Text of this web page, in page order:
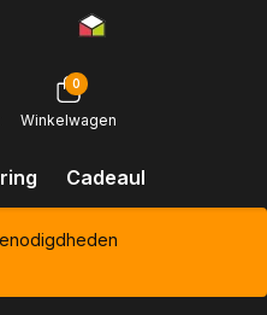
0
Winkelwagen
Cadeaubonnen